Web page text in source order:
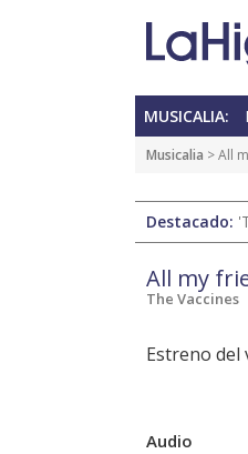
MUSICALIA:
Musicalia > All
Destacado:
All my
The Vaccines
Estreno del
Audio